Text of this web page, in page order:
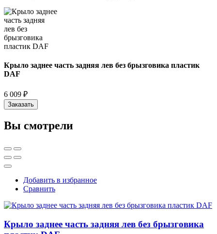
Крыло заднее часть задняя лев без брызговика пластик
DAF
6 009 ₽
Заказать
Вы смотрели
Добавить в избранное
Сравнить
Крыло заднее часть задняя лев без брызговика